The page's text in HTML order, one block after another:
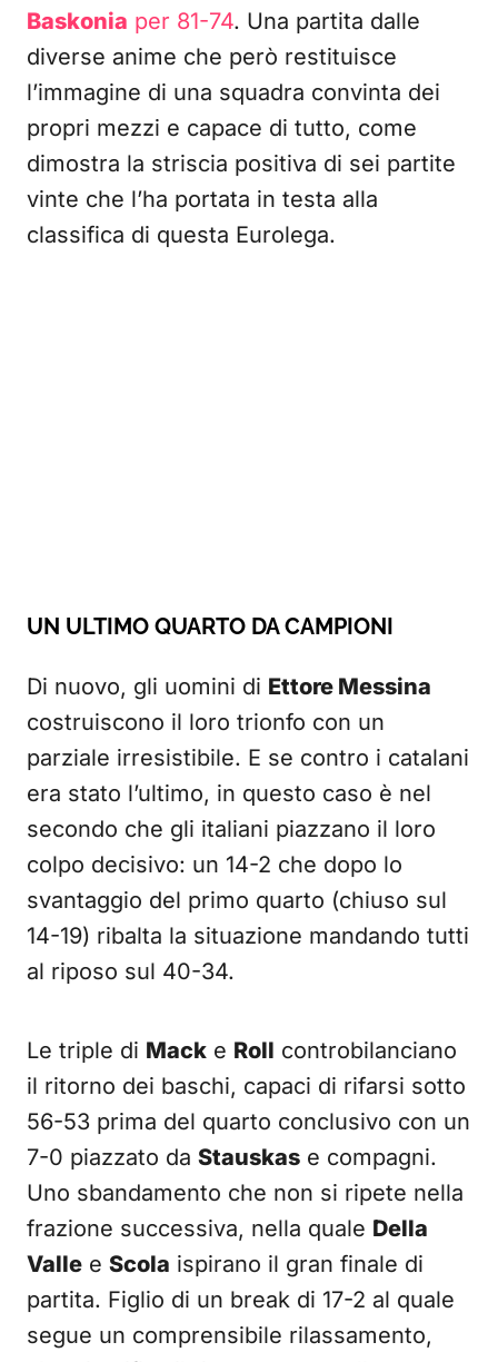
Baskonia per 81-74. Una partita dalle
diverse anime che però restituisce
l’immagine di una squadra convinta dei
propri mezzi e capace di tutto, come
dimostra la striscia positiva di sei partite
vinte che l’ha portata in testa alla
classifica di questa Eurolega.
UN ULTIMO QUARTO DA CAMPIONI
Di nuovo, gli uomini di Ettore Messina
costruiscono il loro trionfo con un
parziale irresistibile. E se contro i catalani
era stato l’ultimo, in questo caso è nel
secondo che gli italiani piazzano il loro
colpo decisivo: un 14-2 che dopo lo
svantaggio del primo quarto (chiuso sul
14-19) ribalta la situazione mandando tutti
al riposo sul 40-34.
Le triple di Mack e Roll controbilanciano
il ritorno dei baschi, capaci di rifarsi sotto
56-53 prima del quarto conclusivo con un
7-0 piazzato da Stauskas e compagni.
Uno sbandamento che non si ripete nella
frazione successiva, nella quale Della
Valle e Scola ispirano il gran finale di
partita. Figlio di un break di 17-2 al quale
segue un comprensibile rilassamento,